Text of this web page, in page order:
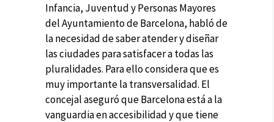
Infancia, Juventud y Personas Mayores
del Ayuntamiento de Barcelona, habló de
la necesidad de saber atender y diseñar
las ciudades para satisfacer a todas las
pluralidades. Para ello considera que es
muy importante la transversalidad. El
concejal aseguró que Barcelona está a la
vanguardia en accesibilidad y que tiene